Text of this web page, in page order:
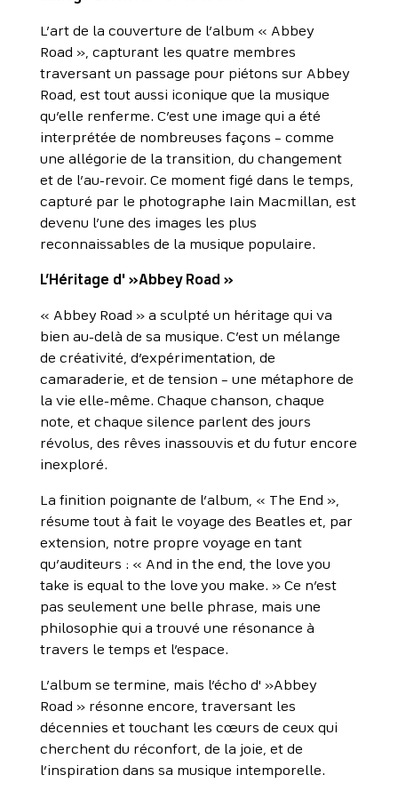
L’art de la couverture de l’album « Abbey
Road », capturant les quatre membres
traversant un passage pour piétons sur Abbey
Road, est tout aussi iconique que la musique
qu’elle renferme. C’est une image qui a été
interprétée de nombreuses façons – comme
une allégorie de la transition, du changement
et de l’au-revoir. Ce moment figé dans le temps,
capturé par le photographe Iain Macmillan, est
devenu l’une des images les plus
reconnaissables de la musique populaire.
L’Héritage d' »Abbey Road »
« Abbey Road » a sculpté un héritage qui va
bien au-delà de sa musique. C’est un mélange
de créativité, d’expérimentation, de
camaraderie, et de tension – une métaphore de
la vie elle-même. Chaque chanson, chaque
note, et chaque silence parlent des jours
révolus, des rêves inassouvis et du futur encore
inexploré.
La finition poignante de l’album, « The End »,
résume tout à fait le voyage des Beatles et, par
extension, notre propre voyage en tant
qu’auditeurs : « And in the end, the love you
take is equal to the love you make. » Ce n’est
pas seulement une belle phrase, mais une
philosophie qui a trouvé une résonance à
travers le temps et l’espace.
L’album se termine, mais l’écho d' »Abbey
Road » résonne encore, traversant les
décennies et touchant les cœurs de ceux qui
cherchent du réconfort, de la joie, et de
l’inspiration dans sa musique intemporelle.